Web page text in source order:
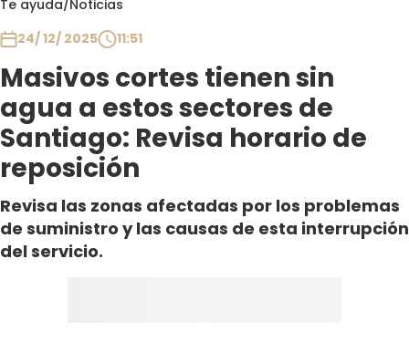
Te ayuda/Noticias
24/ 12/ 2025
11:51
Masivos cortes tienen sin
agua a estos sectores de
Santiago: Revisa horario de
reposición
Revisa las zonas afectadas por los problemas
de suministro y las causas de esta interrupción
del servicio.
Club De La Comedia
Contigo en Directo
Plan Perfecto
El Tiempo
Sabingo
Todos Los Programas